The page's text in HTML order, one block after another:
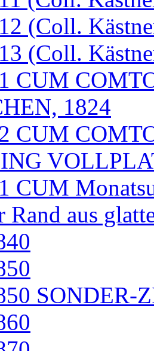
(Coll.
(Coll.
CUM
1824
CUM
CUM
Rand aus
SONDER-